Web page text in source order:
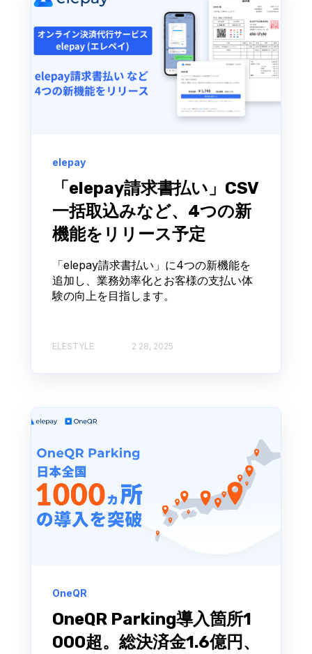
elepay
「elepay請求書払い」CSV
一括取込みなど、4つの新
機能をリリース予定
「elepay請求書払い」に4つの新機能を
追加し、業務効率化とお客様の支払い体
験の向上を目指します。
ELESTYLE 2 28, 2025
OneQR
OneQR Parking導入箇所1
000超。総決済金1.6億円、